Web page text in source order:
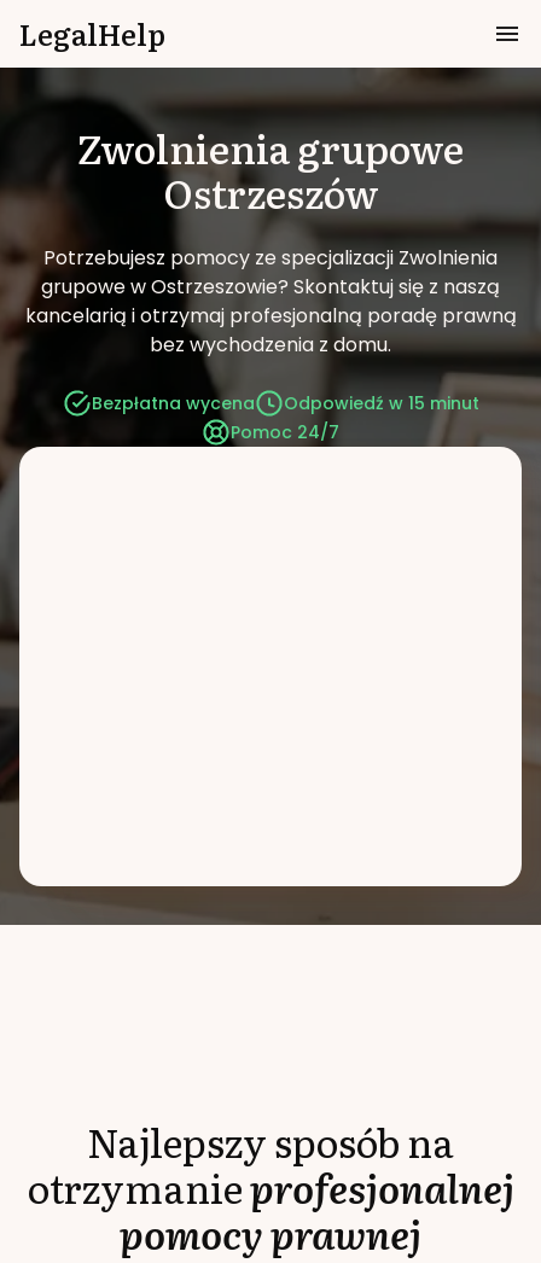
LegalHelp
Zwolnienia grupowe
Ostrzeszów
Potrzebujesz pomocy ze specjalizacji Zwolnienia
grupowe w Ostrzeszowie? Skontaktuj się z naszą
kancelarią i otrzymaj profesjonalną poradę prawną
bez wychodzenia z domu.
Bezpłatna wycena
Odpowiedź w 15 minut
Pomoc 24/7
Najlepszy sposób na
otrzymanieprofesjonalnej
pomocy prawnej